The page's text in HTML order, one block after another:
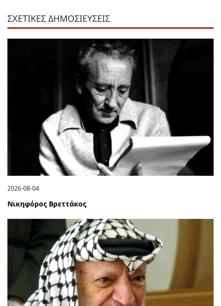
ΣΧΕΤΙΚΕΣ ΔΗΜΟΣΙΕΥΣΕΙΣ
2026-08-04
Νικηφόρος Βρεττάκος